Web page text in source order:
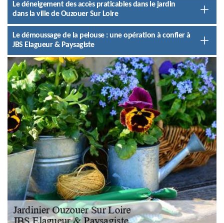
Le déneigement des accès praticables dans le jardin
dans la ville de Ouzouer Sur Loire
Le démoussage de la pelouse : une opération à confier à
JBS Elagueur & Paysagiste